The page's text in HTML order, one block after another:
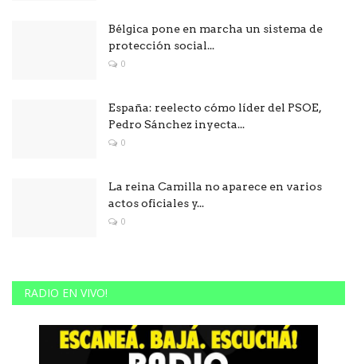
Bélgica pone en marcha un sistema de
protección social...
0
España: reelecto cómo líder del PSOE,
Pedro Sánchez inyecta...
0
La reina Camilla no aparece en varios
actos oficiales y...
0
RADIO EN VIVO!